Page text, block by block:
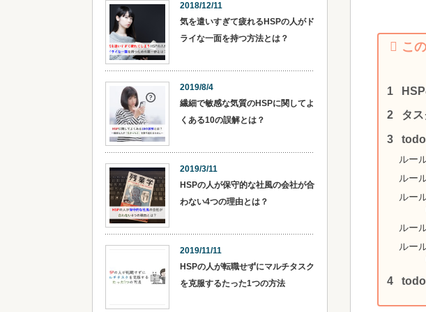
こ
タ
todo
ルー
ルー
ルー
ルー
ルー
2018/12/11
気を遣いすぎて疲れるHSPの人がド
ライな一面を持つ方法とは？
2019/8/4
繊細で敏感な気質のHSPに関してよ
くある10の誤解とは？
2019/3/11
HSPの人が保守的な社風の会社が合
わない4つの理由とは？
2019/11/11
HSPの人が転職せずにマルチタスク
を克服するたった1つの方法